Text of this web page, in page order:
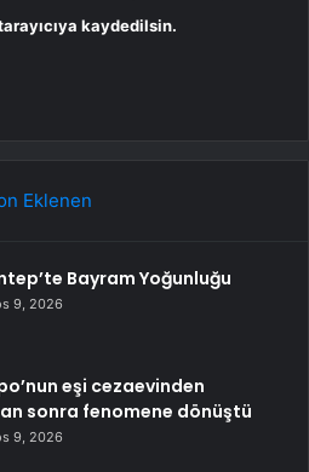
kaydedilsin.
Eklenen
Bayram Yoğunluğu
9, 2026
eşi cezaevinden
sonra fenomene dönüştü
9, 2026